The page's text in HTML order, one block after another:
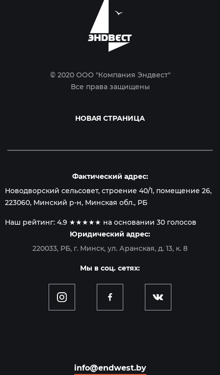
© 2020 ООО "Компания Эндвест"
Все права защищены
НОВАЯ СТРАНИЦА
Фактический адрес:
Новодворский сельсовет, строение 40/1, помещение 26,
223060, Минский р-н, Минская обл., РБ
Наш рейтинг: 4.9 ★★★★★ на основании 30 голосов
Юридический адрес:
220033, РБ, г. Минск, ул. Аранская, д. 13, к. 8
Мы в соц. сетях:
info@endwest.by